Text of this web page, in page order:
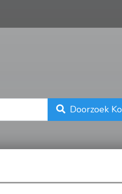
Doorzoek